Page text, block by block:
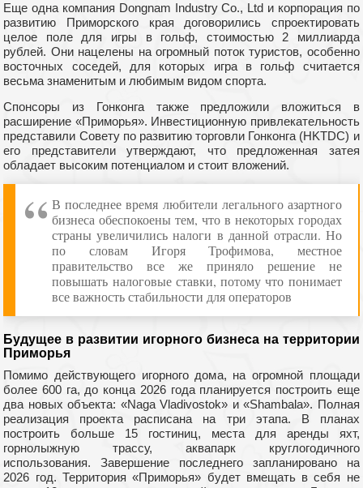
Еще одна компания Dongnam Industry Co., Ltd и корпорация по
развитию Приморского края договорились спроектировать
целое поле для игры в гольф, стоимостью 2 миллиарда
рублей. Они нацелены на огромный поток туристов, особенно
восточных соседей, для которых игра в гольф считается
весьма знаменитым и любимым видом спорта.
Спонсоры из Гонконга также предложили вложиться в
расширение «Приморья». Инвестиционную привлекательность
представили Совету по развитию торговли Гонконга (HKTDC) и
его представители утверждают, что предложенная затея
обладает высоким потенциалом и стоит вложений.
В последнее время любители легального азартного
бизнеса обеспокоены тем, что в некоторых городах
страны увеличились налоги в данной отрасли. Но
по словам Игоря Трофимова, местное
правительство все же приняло решение не
повышать налоговые ставки, потому что понимает
все важность стабильности для операторов
Будущее в развитии игорного бизнеса на территории
Приморья
Помимо действующего игорного дома, на огромной площади
более 600 га, до конца 2026 года планируется построить еще
два новых объекта: «Naga Vladivostok» и «Shambala». Полная
реализация проекта расписана на три этапа. В планах
построить больше 15 гостиниц, места для аренды яхт,
горнолыжную трассу, аквапарк круглогодичного
использования. Завершение последнего запланировано на
2026 год. Территория «Приморья» будет вмещать в себя не